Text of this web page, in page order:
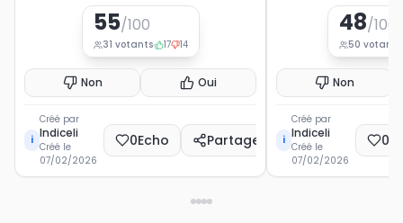
55/100
31 votants 17 14
Non Oui
i
Créé par
Indiceli
Créé le
07/02/2026
0Echo Partager
48/100
50 votants
Non
i
Créé par
Indiceli
Créé le
07/02/2026
0